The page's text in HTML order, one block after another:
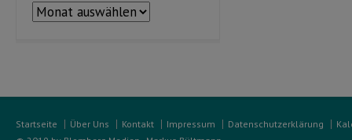
Archiv
Startseite Über Uns Kontakt Impressum Datenschutzerklärung